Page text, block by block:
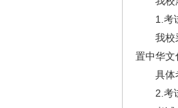
1.考
我校
置中华文
具体
2.考